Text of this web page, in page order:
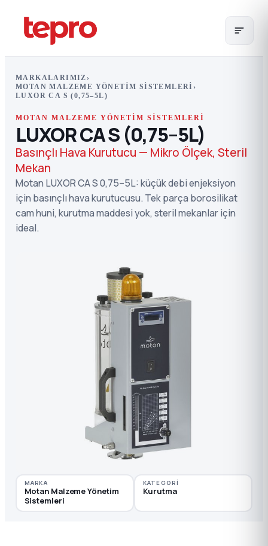
MARKALARIMIZ ›
MOTAN MALZEME YÖNETIM SISTEMLERI ›
LUXOR CA S (0,75–5L)
MOTAN MALZEME YÖNETIM SISTEMLERI
LUXOR CA S (0,75–5L)
Basınçlı Hava Kurutucu — Mikro Ölçek, Steril
Mekan
Motan LUXOR CA S 0,75–5L: küçük debi enjeksiyon
için basınçlı hava kurutucusu. Tek parça borosilikat
cam huni, kurutma maddesi yok, steril mekanlar için
ideal.
MARKA
Motan Malzeme Yönetim
Sistemleri
KATEGORI
Kurutma